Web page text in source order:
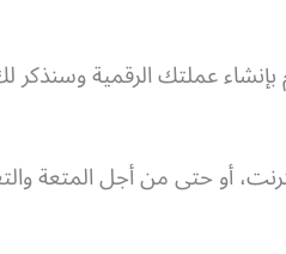
عملتك الرقمية
أو حتى من أجل المتعة